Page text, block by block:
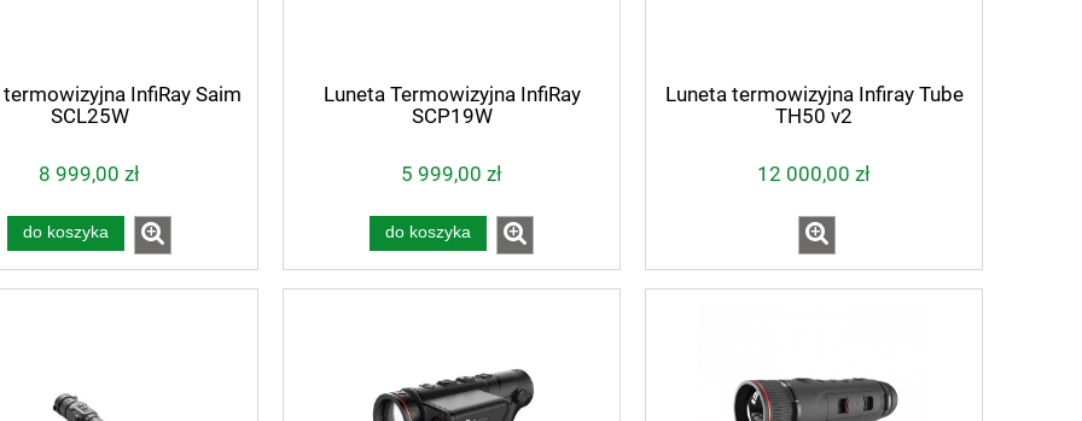
InfiRay Saim
SCL25W
8 999,00 zł
do koszyka
Luneta Termowizyjna InfiRay
SCP19W
5 999,00 zł
do koszyka
Luneta termowizyjna Infiray Tube
TH50 v2
12 000,00 zł